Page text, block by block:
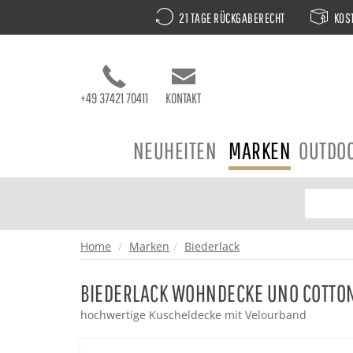
21 TAGE RÜCKGABERECHT
+49 37421 70411 KONTAKT
NEUHEITEN MARKEN
Home Marken Biederlack
BIEDERLACK WOHNDECKE UNO
hochwertige Kuscheldecke mit Velourband